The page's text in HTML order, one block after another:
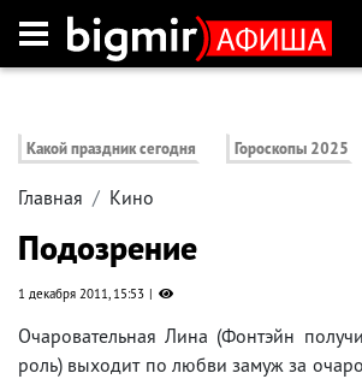
Какой праздник сегодня Гороскопы 2025
Главная Кино
Подозрение
1 декабря 2011, 15:53
Очаровательная Лина (Фонтэйн
роль) выходит по любви замуж за